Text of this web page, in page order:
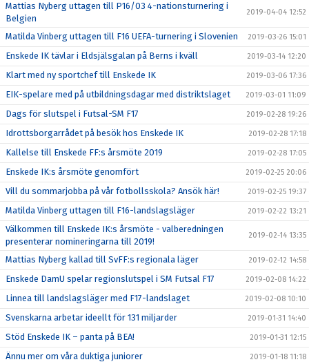
Mattias Nyberg uttagen till P16/03 4-nationsturnering i
Belgien
2019-04-04 12:52
Matilda Vinberg uttagen till F16 UEFA-turnering i Slovenien 2019-03-26 15:01
Enskede IK tävlar i Eldsjälsgalan på Berns i kväll 2019-03-14 12:20
Klart med ny sportchef till Enskede IK 2019-03-06 17:36
EIK-spelare med på utbildningsdagar med distriktslaget 2019-03-01 11:09
Dags för slutspel i Futsal-SM F17 2019-02-28 19:26
Idrottsborgarrådet på besök hos Enskede IK 2019-02-28 17:18
Kallelse till Enskede FF:s årsmöte 2019 2019-02-28 17:05
Enskede IK:s årsmöte genomfört 2019-02-25 20:06
Vill du sommarjobba på vår fotbollsskola? Ansök här! 2019-02-25 19:37
Matilda Vinberg uttagen till F16-landslagsläger 2019-02-22 13:21
Välkommen till Enskede IK:s årsmöte - valberedningen
presenterar nomineringarna till 2019!
2019-02-14 13:35
Mattias Nyberg kallad till SvFF:s regionala läger 2019-02-12 14:58
Enskede DamU spelar regionslutspel i SM Futsal F17 2019-02-08 14:22
Linnea till landslagsläger med F17-landslaget 2019-02-08 10:10
Svenskarna arbetar ideellt för 131 miljarder 2019-01-31 14:40
Stöd Enskede IK – panta på BEA! 2019-01-31 12:15
Ännu mer om våra duktiga juniorer 2019-01-18 11:18